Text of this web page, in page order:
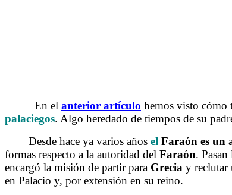
En el anterior artículo hemos visto cómo
palaciegos. Algo heredado de tiempos de su
Desde hace ya varios años el Faraón es un
formas respecto a la autoridad del Faraón.
encargó la misión de partir para Grecia y reclutar
en Palacio y, por extensión en su reino.